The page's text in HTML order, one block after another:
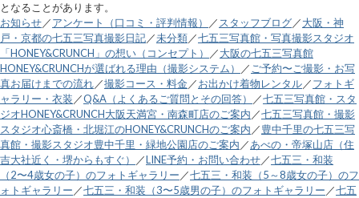
となることがあります。
お知らせ／アンケート（口コミ・評判情報） ／スタッフブログ／大阪・神
戸・京都の七五三写真撮影日記／未分類／七五三写真館・写真撮影スタジオ
「HONEY&CRUNCH」の想い（コンセプト）
／大阪の七五三写真館
HONEY&CRUNCHが選ばれる理由（撮影システム）
／ご予約〜ご撮影・お写
真お届けまでの流れ／撮影コース・料金／お出かけ着物レンタル／フォトギ
ャラリー・衣装／Q&A（よくあるご質問とその回答） ／七五三写真館・スタ
ジオHONEY&CRUNCH大阪天満宮・南森町店のご案内／七五三写真館・撮影
スタジオ心斎橋・北堀江のHONEY&CRUNCHのご案内／豊中千里の七五三写
真館・撮影スタジオ豊中千里・緑地公園店のご案内／あべの・帝塚山店（住
吉大社近く・堺からもすぐ）
／LINE予約・お問い合わせ／七五三・和装
（2〜4歳女の子）のフォトギャラリー／七五三・和装（5～8歳女の子）のフ
ォトギャラリー／七五三・和装（3〜5歳男の子）のフォトギャラリー／七五